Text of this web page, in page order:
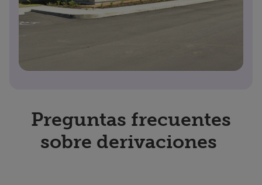
Preguntas frecuentes
sobre derivaciones